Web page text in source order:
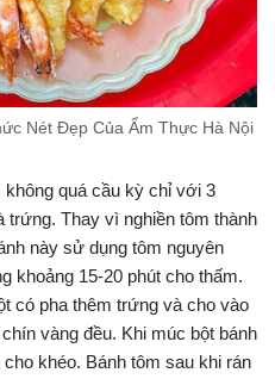
Nét Đẹp Của Ẩm Thực Hà Nội
không quá cầu kỳ chỉ với 3
trứng. Thay vì nghiền tôm thành
này sử dụng tôm nguyên
khoảng 15-20 phút cho thấm.
có pha thêm trứng và cho vào
vàng đều. Khi múc bột bánh
khéo. Bánh tôm sau khi rán